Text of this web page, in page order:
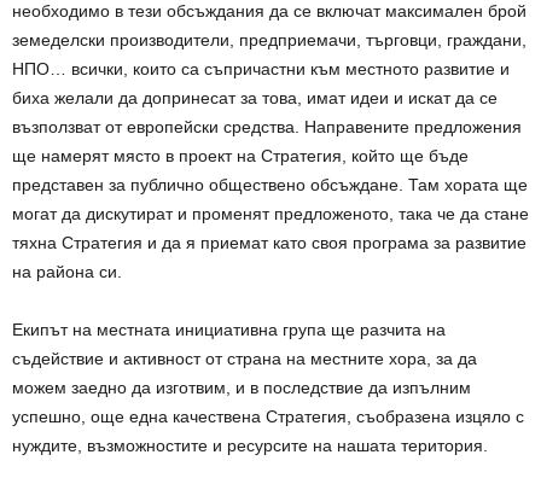
необходимо в тези обсъждания да се включат максимален брой
земеделски производители, предприемачи, търговци, граждани,
НПО… всички, които са съпричастни към местното развитие и
биха желали да допринесат за това, имат идеи и искат да се
възползват от европейски средства. Направените предложения
ще намерят място в проект на Стратегия, който ще бъде
представен за публично обществено обсъждане. Там хората ще
могат да дискутират и променят предложеното, така че да стане
тяхна Стратегия и да я приемат като своя програма за развитие
на района си.
Екипът на местната инициативна група ще разчита на
съдействие и активност от страна на местните хора, за да
можем заедно да изготвим, и в последствие да изпълним
успешно, още една качествена Стратегия, съобразена изцяло с
нуждите, възможностите и ресурсите на нашата територия.